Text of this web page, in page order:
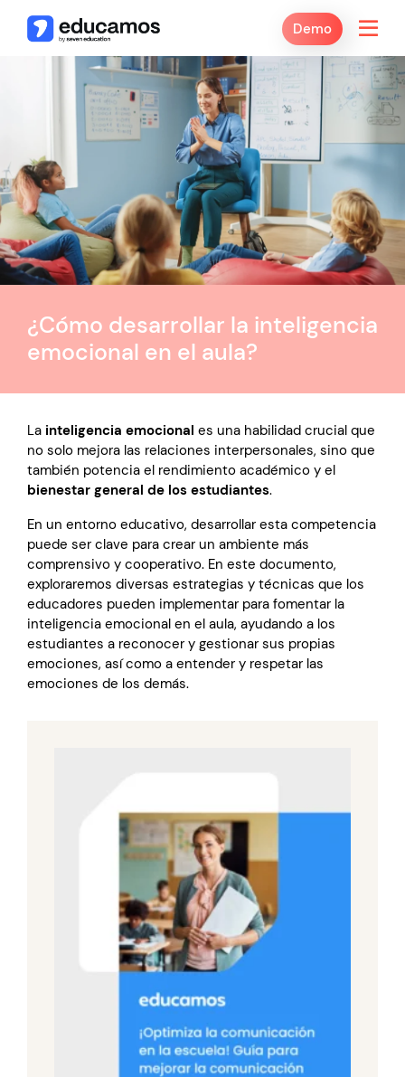
Demo
¿Cómo desarrollar la inteligencia
emocional en el aula?
La inteligencia emocional es una habilidad crucial que
no solo mejora las relaciones interpersonales, sino que
también potencia el rendimiento académico y el
bienestar general de los estudiantes.
En un entorno educativo, desarrollar esta competencia
puede ser clave para crear un ambiente más
comprensivo y cooperativo. En este documento,
exploraremos diversas estrategias y técnicas que los
educadores pueden implementar para fomentar la
inteligencia emocional en el aula, ayudando a los
estudiantes a reconocer y gestionar sus propias
emociones, así como a entender y respetar las
emociones de los demás.